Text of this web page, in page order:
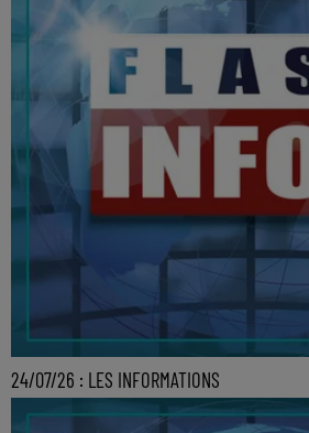
24/07/26 : LES INFORMATIONS